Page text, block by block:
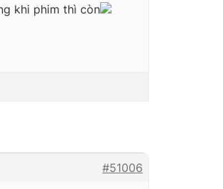
khi phim thì còn
#51006